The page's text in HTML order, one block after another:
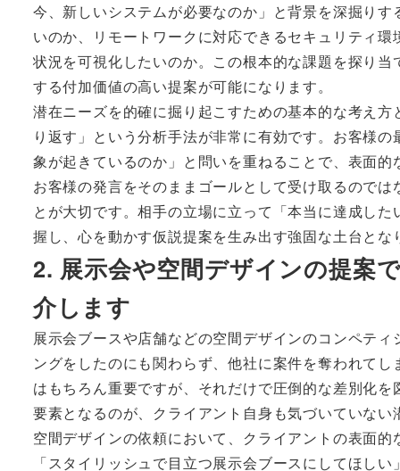
今、新しいシステムが必要なのか」と背景を深掘り
いのか、リモートワークに対応できるセキュリティ
状況を可視化したいのか。この根本的な課題を探り
する付加価値の高い提案が可能になります。
潜在ニーズを的確に掘り起こすための基本的な考え
り返す」という分析手法が非常に有効です。お客様
象が起きているのか」と問いを重ねることで、表面
お客様の発言をそのままゴールとして受け取るので
とが大切です。相手の立場に立って「本当に達成し
握し、心を動かす仮説提案を生み出す強固な土台とな
2. 展示会や空間デザインの提案
介します
展示会ブースや店舗などの空間デザインのコンペテ
ングをしたのにも関わらず、他社に案件を奪われて
はもちろん重要ですが、それだけで圧倒的な差別化
要素となるのが、クライアント自身も気づいていな
空間デザインの依頼において、クライアントの表面
「スタイリッシュで目立つ展示会ブースにしてほし